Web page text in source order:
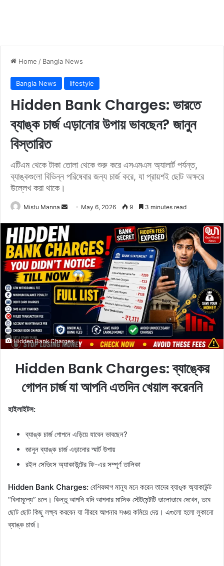
Home / Bangla News
Bangla News lifestyle
Hidden Bank Charges: ভারতে
ব্যাঙ্ক চার্জ এড়ানোর উপায় ভাবছেন? জানুন
বিস্তারিত
এটিএম থেকে টাকা তোলা থেকে শুরু করে এসএমএস অ্যালার্ট পর্যন্ত,
ব্যাঙ্কগুলো বিভিন্ন পরিষেবার জন্য চার্জ করে, যা প্রায়শই ছোট অক্ষরে
উল্লেখ করা থাকে।
Mistu Manna
n
d
a
n
e
m
a
l
May 6, 2026 9 3 minutes read
Hidden Bank Charges
Hidden Bank Charges: ব্যাঙ্কের
গোপন চার্জ যা আপনি এতদিন খেয়াল করেননি
হাইলাইটস:
ব্যাঙ্ক চার্জ গোপনে এড়িয়ে যাবেন ভাবছেন?
জানুন ব্যাঙ্ক চার্জ এড়ানোর স্মার্ট উপায়
রইল সেভিংস অ্যাকাউন্টের ফি-এর সম্পূর্ণ তালিকা
Hidden Bank Charges: বেশিরভাগ মানুষ মনে করেন তাদের ব্যাঙ্ক অ্যাকাউন্ট
“বিনামূল্যে” চলে। কিন্তু আপনি যদি আপনার মাসিক স্টেটমেন্টটি ভালোভাবে দেখেন, তবে
ছোট ছোট কিছু লক্ষ্য করবেন যা নীরবে আপনার সঞ্চয় কমিয়ে দেয়। এগুলো হলো লুকানো
ব্যাঙ্ক চার্জ।